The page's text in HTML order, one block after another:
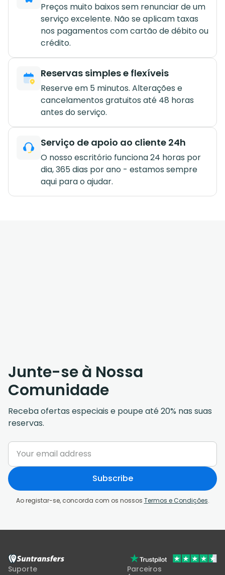
Preços muito baixos sem renunciar de um
serviço excelente. Não se aplicam taxas
nos pagamentos com cartão de débito ou
crédito.
Reservas simples e flexíveis
Reserve em 5 minutos. Alterações e
cancelamentos gratuitos até 48 horas
antes do serviço.
Serviço de apoio ao cliente 24h
O nosso escritório funciona 24 horas por
dia, 365 dias por ano - estamos sempre
aqui para o ajudar.
Junte-se à Nossa
Comunidade
Receba ofertas especiais e poupe até 20% nas suas
reservas.
Subscribe
Ao registar-se, concorda com os nossos Termos e Condições.
Suporte
Parceiros